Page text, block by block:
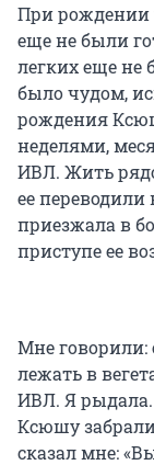
При рождении
еще не были
легких еще не
было чудом,
рождения
неделями,
ИВЛ. Жить
ее
приезжала в
приступе ее
Мне говорили:
лежать в
ИВЛ. Я рыдала.
Ксюшу
сказал мне: